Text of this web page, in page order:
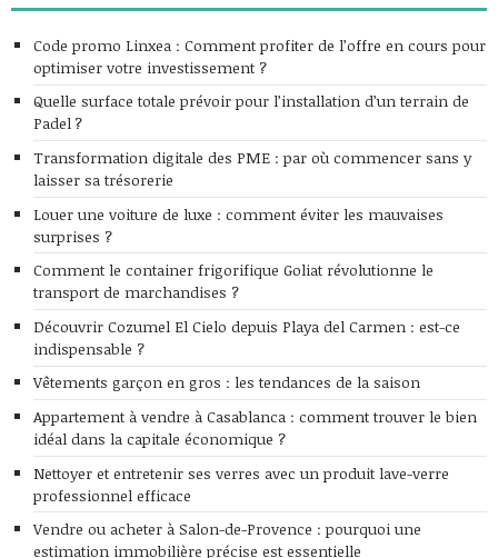
Code promo Linxea : Comment profiter de l’offre en cours pour
optimiser votre investissement ?
Quelle surface totale prévoir pour l’installation d’un terrain de
Padel ?
Transformation digitale des PME : par où commencer sans y
laisser sa trésorerie
Louer une voiture de luxe : comment éviter les mauvaises
surprises ?
Comment le container frigorifique Goliat révolutionne le
transport de marchandises ?
Découvrir Cozumel El Cielo depuis Playa del Carmen : est-ce
indispensable ?
Vêtements garçon en gros : les tendances de la saison
Appartement à vendre à Casablanca : comment trouver le bien
idéal dans la capitale économique ?
Nettoyer et entretenir ses verres avec un produit lave-verre
professionnel efficace
Vendre ou acheter à Salon-de-Provence : pourquoi une
estimation immobilière précise est essentielle